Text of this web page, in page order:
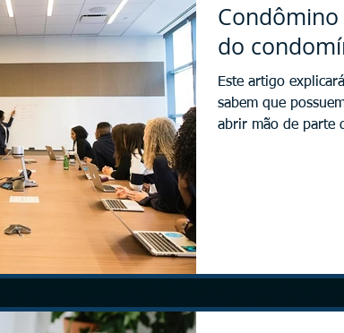
do
Este artigo
sabem que
abrir mão de parte